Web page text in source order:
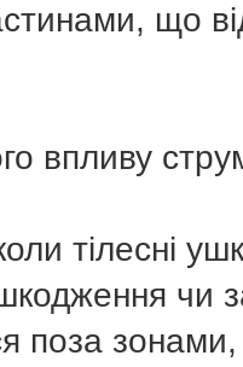
що
впливу
тілесні
чи
поза